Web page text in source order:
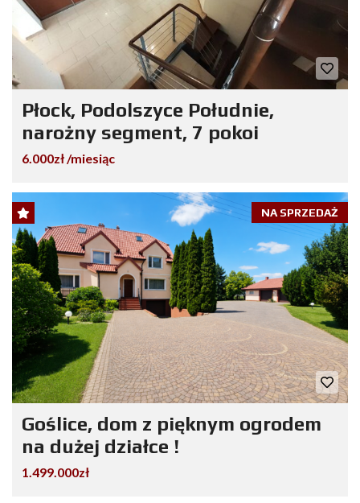
Płock, Podolszyce Południe,
narożny segment, 7 pokoi
6.000zł /miesiąc
NA SPRZEDAŻ
Goślice, dom z pięknym ogrodem
na dużej działce !
1.499.000zł